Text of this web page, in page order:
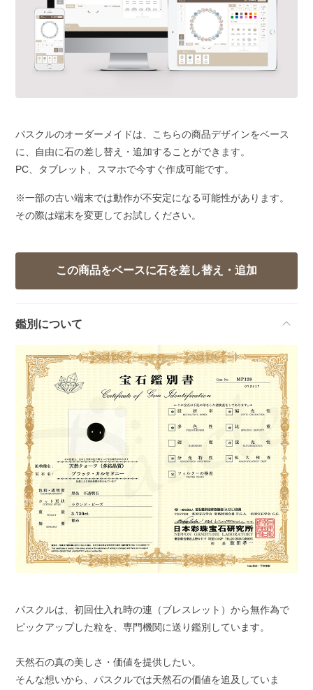
パスクルのオーダーメイドは、こちらの商品デザインをベース
に、自由に石の差し替え・追加することができます。
PC、タブレット、スマホで今すぐ作成可能です。
※一部の古い端末では動作が不安定になる可能性があります。
その際は端末を変更してお試しください。
鑑別について
パスクルは、初回仕入れ時の連（ブレスレット）から無作為で
ピックアップした粒を、専門機関に送り鑑別しています。
天然石の真の美しさ・価値を提供したい。
そんな想いから、パスクルでは天然石の価値を追及していま